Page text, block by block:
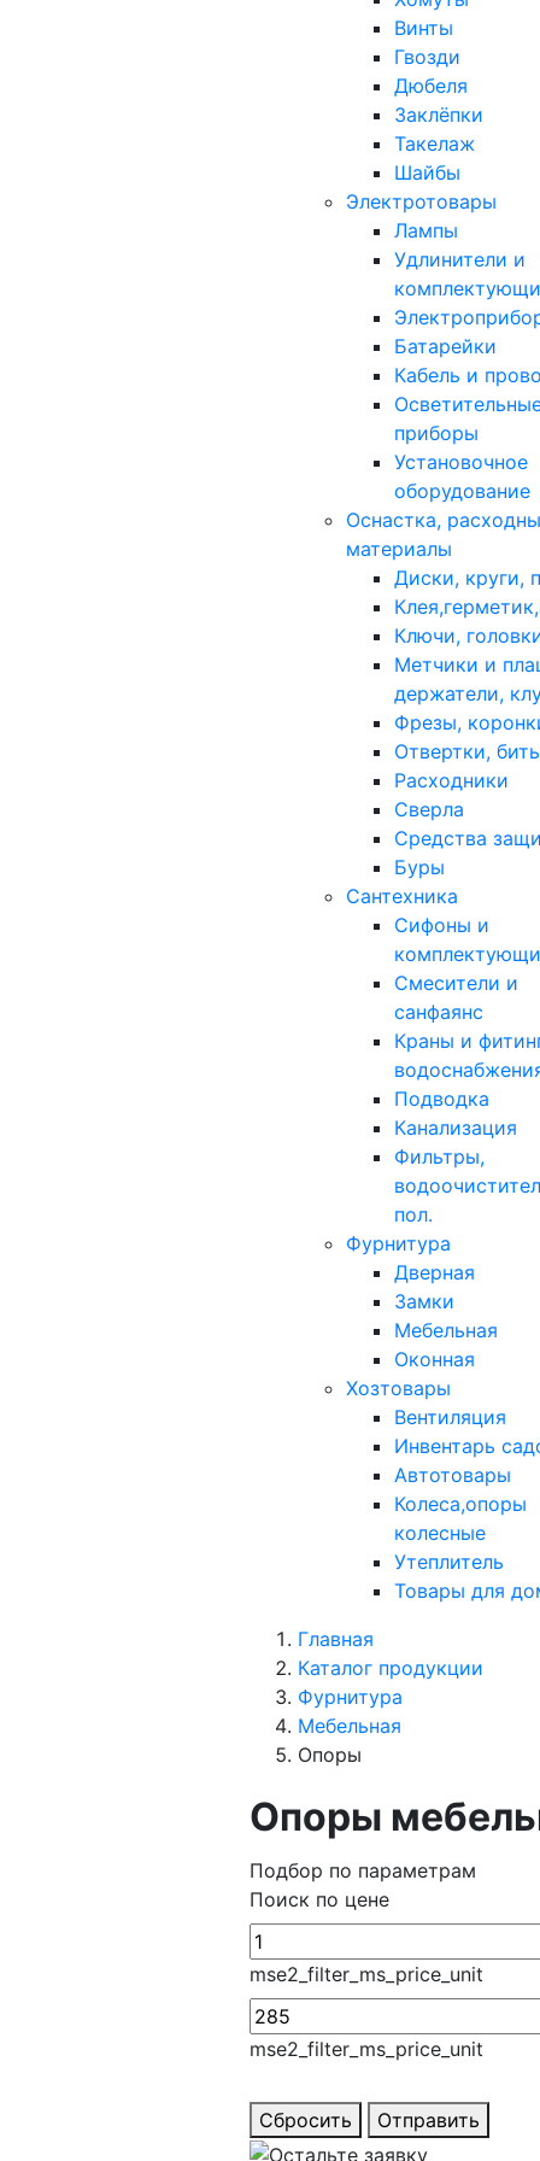
Винты
Гвозди
Дюбеля
Заклёпки
Такелаж
Шайбы
Электротовары
Лампы
Удлинители и
Батарейки
Кабель и
приборы
Установочное
оборудование
Оснастка,
материалы
Диски, круги,
Ключи,
Метчики и
держатели,
Фрезы,
Отвертки,
Расходники
Сверла
Средства
Буры
Сантехника
Сифоны и
Смесители и
санфаянс
Краны и
Подводка
Канализация
Фильтры,
пол.
Фурнитура
Дверная
Замки
Мебельная
Оконная
Хозтовары
Вентиляция
Инвентарь
Автотовары
Колеса,опоры
колесные
Утеплитель
Товары для
Главная
Каталог продукции
Фурнитура
Мебельная
Опоры
Опоры
Подбор по параметрам
Поиск по цене
mse2_filter_ms_price_unit
mse2_filter_ms_price_unit
Сбросить Отправить